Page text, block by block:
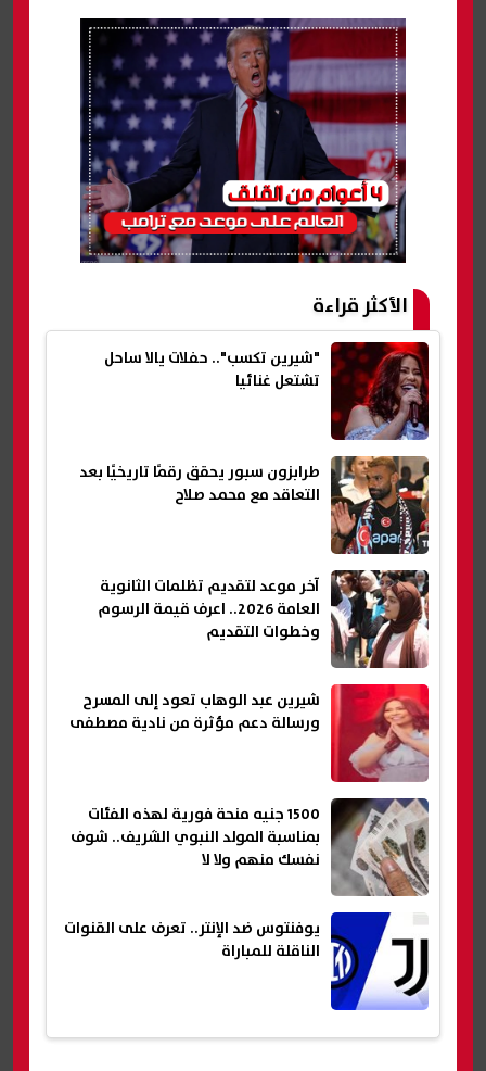
الأكثر قراءة
"شيرين تكسب".. حفلات يالا ساحل
تشتعل غنائيا
طرابزون سبور يحقق رقمًا تاريخيًا بعد
التعاقد مع محمد صلاح
آخر موعد لتقديم تظلمات الثانوية
العامة 2026.. اعرف قيمة الرسوم
وخطوات التقديم
شيرين عبد الوهاب تعود إلى المسرح
ورسالة دعم مؤثرة من نادية مصطفى
1500 جنيه منحة فورية لهذه الفئات
بمناسبة المولد النبوي الشريف.. شوف
نفسك منهم ولا لا
يوفنتوس ضد الإنتر.. تعرف على القنوات
الناقلة للمباراة